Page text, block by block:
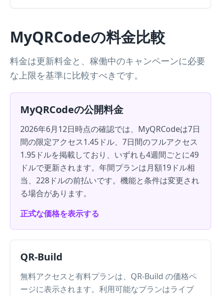
MyQRCodeの料金比較
料金は更新料金と、稼働中のキャンペーンに必要
な上限を基準に比較すべきです。
MyQRCodeの公開料金
2026年6月12日時点の確認では、MyQRCodeは7日
間の限定アクセス1.45ドル、7日間のフルアクセス
1.95ドルを掲載しており、いずれも4週間ごとに49
ドルで更新されます。年間プランは月額19ドル相
当、228ドルの前払いです。機能と条件は変更され
る場合があります。
正式な価格を表示する
QR-Build
無料アクセスと有料プランは、QR-Build の価格ペ
ージに表示されます。利用可能なプランはライブ